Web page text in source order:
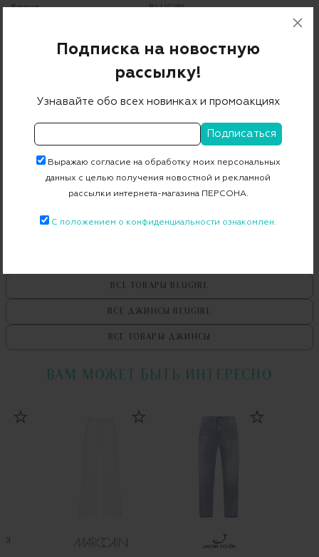
Бренд BLUGIRL
97% хлопок 3% эластан
Страна производства Италия
Бесплатная примерка в пункте выдачи
ВСЕ ТОВАРЫ BLUGIRL
ВСЕ ДЖИНСЫ BLUGIRL
ВСЕ ТОВАРЫ ДЖИНСЫ
ВАМ МОЖЕТ БЫТЬ ИНТЕРЕСНО
Подписка на новостную
рассылку!
Узнавайте обо всех новинках и промоакциях
Выражаю согласие на обработку моих персональных
данных с целью получения новостной и рекламной
рассылки интернета-магазина ПЕРСОНА.
С положением о конфиденциальности ознакомлен.